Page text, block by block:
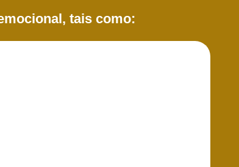
tais como: